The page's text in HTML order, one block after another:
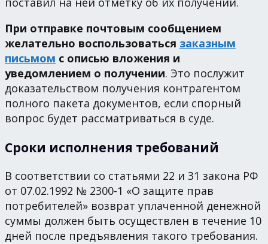
При отправке почтовым сообщением
желательно воспользоваться заказным
письмом с описью вложения и
уведомлением о получении. Это послужит
доказательством получения контрагентом
полного пакета документов, если спорный
вопрос будет рассматриваться в суде.
Сроки исполнения требований
В соответствии со статьями 22 и 31 закона РФ
от 07.02.1992 № 2300-1 «О защите прав
потребителей» возврат уплаченной денежной
суммы должен быть осуществлен в течение 10
дней после предъявления такого требования.